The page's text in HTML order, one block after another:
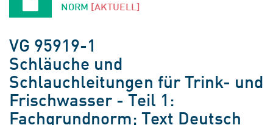
NORM [AKTUELL]
VG 95919-1
Schläuche und
Schlauchleitungen für Trink- und
Frischwasser - Teil 1:
Fachgrundnorm; Text Deutsch